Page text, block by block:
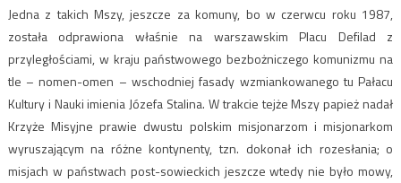
Jedna z takich Mszy, jeszcze za komuny, bo w czerwcu roku 1987,
została odprawiona właśnie na warszawskim Placu Defilad z
przyległościami, w kraju państwowego bezbożniczego komunizmu na
tle – nomen-omen – wschodniej fasady wzmiankowanego tu Pałacu
Kultury i Nauki imienia Józefa Stalina. W trakcie tejże Mszy papież nadał
Krzyże Misyjne prawie dwustu polskim misjonarzom i misjonarkom
wyruszającym na różne kontynenty, tzn. dokonał ich rozesłania; o
misjach w państwach post-sowieckich jeszcze wtedy nie było mowy,